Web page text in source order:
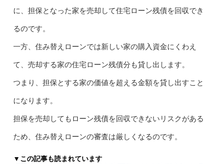
に、担保となった家を売却して住宅ローン残債を回収でき
るのです。
一方、住み替えローンでは新しい家の購入資金にくわえ
て、売却する家の住宅ローン残債分も貸し出します。
つまり、担保とする家の価値を超える金額を貸し出すこと
になります。
担保を売却してもローン残債を回収できないリスクがある
ため、住み替えローンの審査は厳しくなるのです。
▼この記事も読まれています